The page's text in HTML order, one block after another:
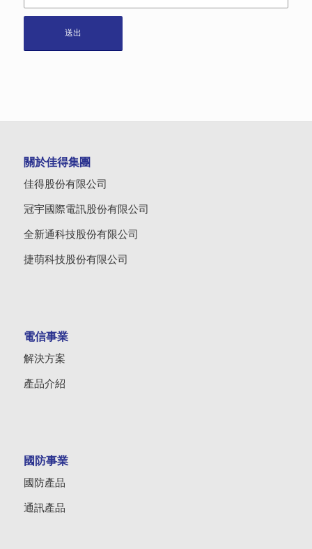
關於佳得集團
佳得股份有限公司
冠宇國際電訊股份有限公司
全新通科技股份有限公司
捷萌科技股份有限公司
電信事業
解決方案
產品介紹
國防事業
國防產品
通訊產品